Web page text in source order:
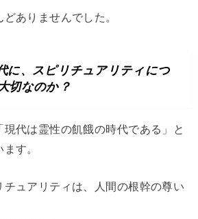
ありませんでした。
に、スピリチュアリティにつ
切なのか？
代は霊性の飢餓の時代である」と
す。
チュアリティは、人間の根幹の尊い